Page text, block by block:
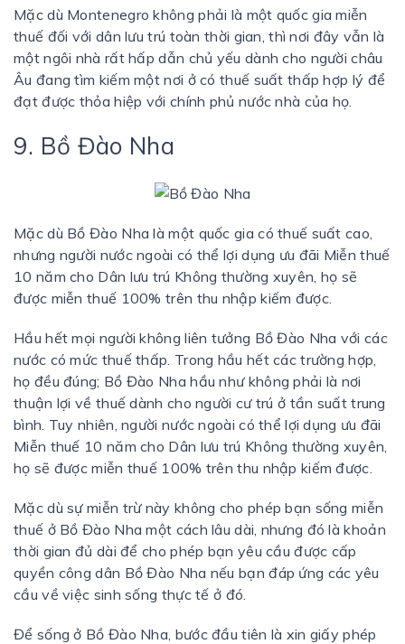
Mặc dù Montenegro không phải là một quốc gia miễn
thuế đối với dân lưu trú toàn thời gian, thì nơi đây vẫn là
một ngôi nhà rất hấp dẫn chủ yếu dành cho người châu
Âu đang tìm kiếm một nơi ở có thuế suất thấp hợp lý để
đạt được thỏa hiệp với chính phủ nước nhà của họ.
9. Bồ Đào Nha
Mặc dù Bồ Đào Nha là một quốc gia có thuế suất cao,
nhưng người nước ngoài có thể lợi dụng ưu đãi Miễn thuế
10 năm cho Dân lưu trú Không thường xuyên, họ sẽ
được miễn thuế 100% trên thu nhập kiếm được.
Hầu hết mọi người không liên tưởng Bồ Đào Nha với các
nước có mức thuế thấp. Trong hầu hết các trường hợp,
họ đều đúng; Bồ Đào Nha hầu như không phải là nơi
thuận lợi về thuế dành cho người cư trú ở tần suất trung
bình. Tuy nhiên, người nước ngoài có thể lợi dụng ưu đãi
Miễn thuế 10 năm cho Dân lưu trú Không thường xuyên,
họ sẽ được miễn thuế 100% trên thu nhập kiếm được.
Mặc dù sự miễn trừ này không cho phép bạn sống miễn
thuế ở Bồ Đào Nha một cách lâu dài, nhưng đó là khoản
thời gian đủ dài để cho phép bạn yêu cầu được cấp
quyền công dân Bồ Đào Nha nếu bạn đáp ứng các yêu
cầu về việc sinh sống thực tế ở đó.
Để sống ở Bồ Đào Nha, bước đầu tiên là xin giấy phép